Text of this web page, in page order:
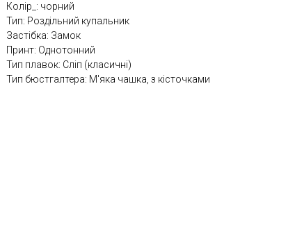
Колір_: чорний
Тип: Роздільний купальник
Застібка: Замок
Принт: Однотонний
Тип плавок: Сліп (класичні)
Тип бюстгалтера: М'яка чашка, з кісточками